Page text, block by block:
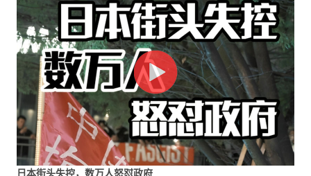
日本街头失控，数万人怒怼政府